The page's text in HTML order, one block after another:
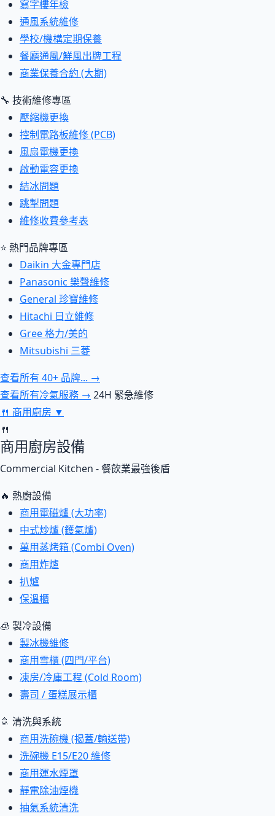
寫字樓年檢
通風系統維修
學校/機構定期保養
餐廳通風/鮮風出牌工程
商業保養合約 (大期)
🔧 技術維修專區
壓縮機更換
控制電路板維修 (PCB)
風扇電機更換
啟動電容更換
結冰問題
跳掣問題
維修收費參考表
⭐ 熱門品牌專區
Daikin 大金專門店
Panasonic 樂聲維修
General 珍寶維修
Hitachi 日立維修
Gree 格力/美的
Mitsubishi 三菱
查看所有 40+ 品牌... →
查看所有冷氣服務 → 24H 緊急維修
🍴 商用廚房 ▼
🍴
商用廚房設備
Commercial Kitchen - 餐飲業最強後盾
🔥 熱廚設備
商用電磁爐 (大功率)
中式炒爐 (鑊氣爐)
萬用蒸烤箱 (Combi Oven)
商用炸爐
扒爐
保溫櫃
🧊 製冷設備
製冰機維修
商用雪櫃 (四門/平台)
凍房/冷庫工程 (Cold Room)
壽司 / 蛋糕展示櫃
🚿 清洗與系統
商用洗碗機 (揭蓋/輸送帶)
洗碗機 E15/E20 維修
商用運水煙罩
靜電除油煙機
抽氣系統清洗